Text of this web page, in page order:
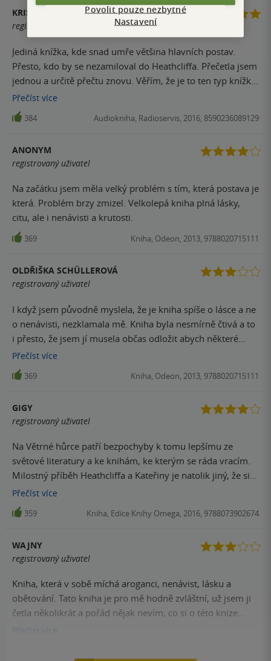
KRISTÝNA ČERNOCKÁ
registrovaný uživatel
Jediná knížka, kde snad umře většina hlavních postav.
Přesto, kdo by se nezamiloval do Heathcliffa. Přečetla jsem
jednou a určitě přečtu znovu. Věřím, že je to ten typ knížku,
kterou čtete furt dokola a pokaždé si tam něco najdete.
Doporučuji!
Přečíst více
384 Audiokniha, Radioservis, 2016, 8590236089129
ANONYM
registrovaný uživatel
Na začátku jsem měla velký problém s tím, která postava je
která. Problém brzy zmizel. Velkolepá kniha plná lásky,
citu, ale i nenávisti a krutosti.
369 Kniha, Odeon, 2013, 9788020715111
OLDŘIŠKA SCHÜLLEROVÁ
registrovaný uživatel
I když jsem původně myslela, že je kniha spíše o lásce a ne
o nenávisti, nezklamala mě. Kniha byla nesmírně čtivá a to
i přesto, že jsem jí musela občas odložit abych některé
situace v knize rozdýchala. Je to silný příběh a velmi dobře
napsaný příběh, ale těžko budete v knize hledat postavu,
kterou byste si oblíbili.
Přečíst více
369 Kniha, Odeon, 2013, 9788020715111
GIGY
registrovaný uživatel
Na Větrné hůrce patří bezpochyby k tomu lepšímu ze
světové literatury a ke knihám, ke kterým se ráda vracím.
Milostný příběh Heathcliffa a Kateřiny je natolik jiný, že si
ho zamilujete.
Přečíst více
359 Kniha, Edice Knihy Omega, 2016, 9788073902674
WAJNY
registrovaný uživatel
Kniha, která v sobě míchá aroganci, nenávist, lásku a
obětování. Tato kniha je pro mě hodně zvláštní, už jsem ji
četla několikrát a pořád nějak nevím, co si o této knize
vlastně myslet.
Přečíst
Povolit pouze nezbytné
Nastavení